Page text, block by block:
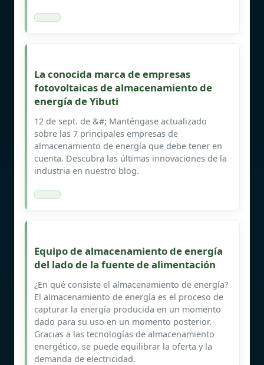
La conocida marca de empresas
fotovoltaicas de almacenamiento de
energía de Yibuti
12 de sept. de &#; Manténgase actualizado
sobre las 7 principales empresas de
almacenamiento de energía que debe tener en
cuenta. Descubra las últimas innovaciones de la
industria en nuestro blog.
Equipo de almacenamiento de energía
del lado de la fuente de alimentación
¿En qué consiste el almacenamiento de energía?
El almacenamiento de energía es el proceso de
capturar la energía producida en un momento
dado para su uso en un momento posterior.
Gracias a las tecnologías de almacenamiento
energético, se puede equilibrar la oferta y la
demanda de electricidad.